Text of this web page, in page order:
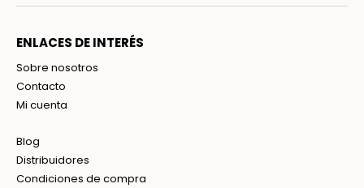
ENLACES DE INTERÉS
Sobre nosotros
Contacto
Mi cuenta
Blog
Distribuidores
Condiciones de compra